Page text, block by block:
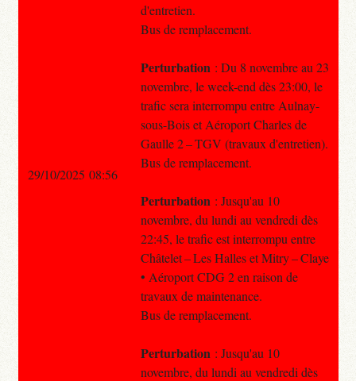
d'entretien.
Bus de remplacement.
Perturbation : Du 8 novembre au 23
novembre, le week-end dès 23:00, le
trafic sera interrompu entre Aulnay-
sous-Bois et Aéroport Charles de
Gaulle 2 – TGV (travaux d'entretien).
Bus de remplacement.
Perturbation : Jusqu'au 10
novembre, du lundi au vendredi dès
22:45, le trafic est interrompu entre
Châtelet – Les Halles et Mitry – Claye
• Aéroport CDG 2 en raison de
travaux de maintenance.
Bus de remplacement.
Perturbation : Jusqu'au 10
novembre, du lundi au vendredi dès
29/10/2025 08:56